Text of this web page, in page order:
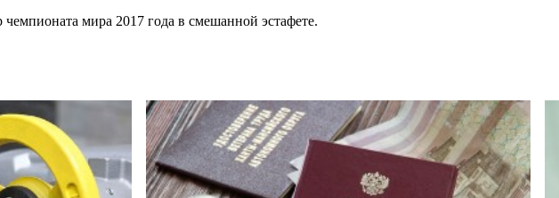
мира 2017 года в смешанной эстафете.